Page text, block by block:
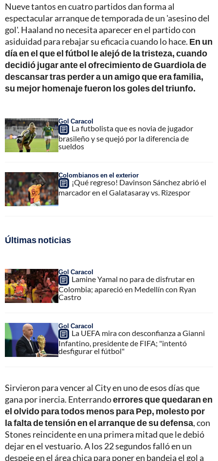
Nueve tantos en cuatro partidos dan forma al
espectacular arranque de temporada de un 'asesino del
gol'. Haaland no necesita aparecer en el partido con
asiduidad para rebajar su eficacia cuando lo hace. En un
día en el que el fútbol le alejó de la tristeza, cuando
decidió jugar ante el ofrecimiento de Guardiola de
descansar tras perder a un amigo que era familia,
su mejor homenaje fueron los goles del triunfo.
Gol Caracol
La futbolista que es novia de jugador
brasileño y se quejó por la diferencia de
sueldos
Colombianos en el exterior
¡Qué regreso! Davinson Sánchez abrió el
marcador en el Galatasaray vs. Rizespor
Últimas noticias
Gol Caracol
Lamine Yamal no para de disfrutar en
Colombia; apareció en Medellín con Ryan
Castro
Gol Caracol
La UEFA mira con desconfianza a Gianni
Infantino, presidente de FIFA; "intentó
desfigurar el fútbol"
Sirvieron para vencer al City en uno de esos días que
gana por inercia. Enterrandoerrores que quedaran en
el olvido para todos menos para Pep, molesto por
la falta de tensión en el arranque de su defensa, con
Stones reincidente en una primera mitad que le debió
dejar en el vestuario. A los 22 segundos falló en un
despeje en el área chica para poner en bandeja el gol a